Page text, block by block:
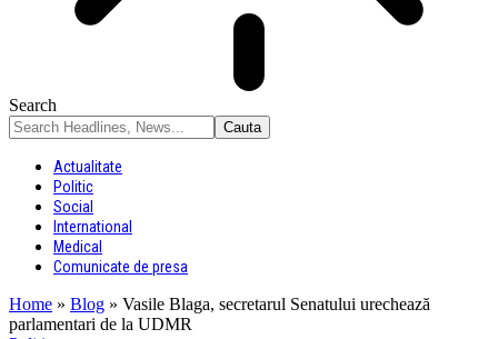
Search
Actualitate
Politic
Social
International
Medical
Comunicate de presa
Home » Blog » Vasile Blaga, secretarul Senatului urechează
parlamentari de la UDMR